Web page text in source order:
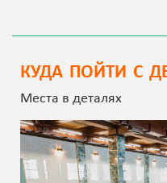
КУДА ПОЙТИ С
Места в деталях